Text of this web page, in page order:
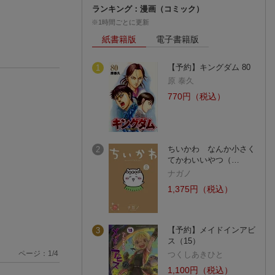
ページ： 1/4
ランキング：漫画（コミック）
※1時間ごとに更新
紙書籍版 電子書籍版
1
【予約】キングダム 80
原 泰久
770円（税込）
2
ちいかわ なんか小さく
てかわいいやつ（…
ナガノ
1,375円（税込）
3
【予約】メイドインアビ
ス（15）
つくしあきひと
1,100円（税込）